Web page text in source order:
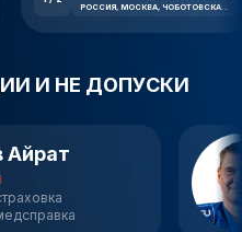
И НЕ ДОПУСКИ
Айрат